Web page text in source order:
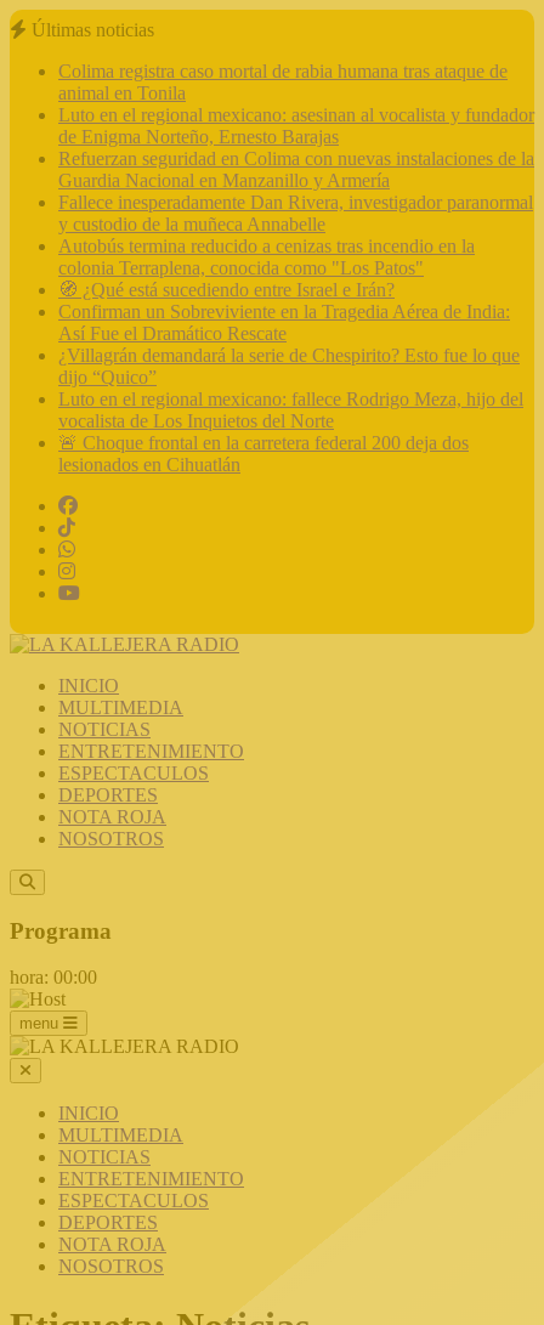
Últimas noticias
Colima registra caso mortal de rabia humana tras ataque de
animal en Tonila
Luto en el regional mexicano: asesinan al vocalista y fundador
de Enigma Norteño, Ernesto Barajas
Refuerzan seguridad en Colima con nuevas instalaciones de la
Guardia Nacional en Manzanillo y Armería
Fallece inesperadamente Dan Rivera, investigador paranormal
y custodio de la muñeca Annabelle
Autobús termina reducido a cenizas tras incendio en la
colonia Terraplena, conocida como "Los Patos"
🧭 ¿Qué está sucediendo entre Israel e Irán?
Confirman un Sobreviviente en la Tragedia Aérea de India:
Así Fue el Dramático Rescate
¿Villagrán demandará la serie de Chespirito? Esto fue lo que
dijo “Quico”
Luto en el regional mexicano: fallece Rodrigo Meza, hijo del
vocalista de Los Inquietos del Norte
🚨 Choque frontal en la carretera federal 200 deja dos
lesionados en Cihuatlán
INICIO
MULTIMEDIA
NOTICIAS
ENTRETENIMIENTO
ESPECTACULOS
DEPORTES
NOTA ROJA
NOSOTROS
Programa
hora: 00:00
menu
INICIO
MULTIMEDIA
NOTICIAS
ENTRETENIMIENTO
ESPECTACULOS
DEPORTES
NOTA ROJA
NOSOTROS